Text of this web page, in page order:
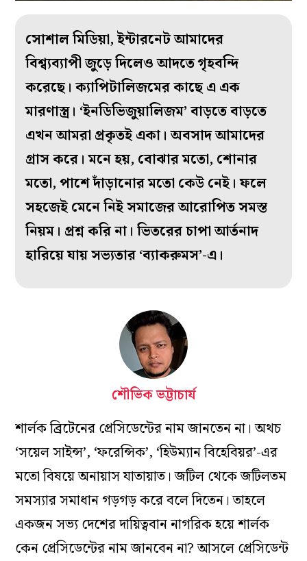
সোশাল মিডিয়া, ইন্টারনেট আমাদের
বিশ্ব্যব্যাপী জুড়ে দিলেও আদতে গৃহবন্দি
করেছে। ক্যাপিটালিজমের কাছে এ এক
মারণাস্ত্র। ‘ইনডিভিজুয়ালিজম’ বাড়তে বাড়তে
এখন আমরা প্রকৃতই একা। অবসাদ আমাদের
গ্রাস করে। মনে হয়, বোঝার মতো, শোনার
মতো, পাশে দাঁড়ানোর মতো কেউ নেই। ফলে
সহজেই মেনে নিই সমাজের আরোপিত সমস্ত
নিয়ম। প্রশ্ন করি না। ভিতরের চাপা আর্তনাদ
হারিয়ে যায় সভ্যতার ‘ব্যাকরুমস’-এ।
শৌভিক ভট্টাচার্য
শার্লক ব্রিটেনের প্রেসিডেন্টের নাম জানতেন না। অথচ
‘সয়েল সাইন্স’, ‘ফরেন্সিক’, ‘হিউম্যান বিহেবিয়র’-এর
মতো বিষয়ে অনায়াস যাতায়াত। জটিল থেকে জটিলতম
সমস্যার সমাধান গড়গড় করে বলে দিতেন। তাহলে
একজন সভ্য দেশের দায়িত্ববান নাগরিক হয়ে শার্লক
কেন প্রেসিডেন্টের নাম জানবেন না? আসলে প্রেসিডেন্ট